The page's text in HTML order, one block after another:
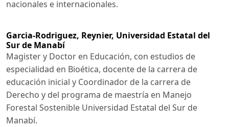
nacionales e internacionales.
Garcia-Rodriguez, Reynier, Universidad Estatal del
Sur de Manabí
Magister y Doctor en Educación, con estudios de
especialidad en Bioética, docente de la carrera de
educación inicial y Coordinador de la carrera de
Derecho y del programa de maestría en Manejo
Forestal Sostenible Universidad Estatal del Sur de
Manabí.